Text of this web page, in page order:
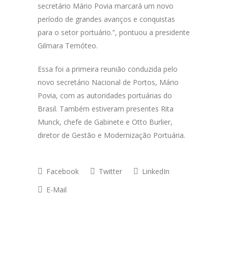
secretário Mário Povia marcará um novo
período de grandes avanços e conquistas
para o setor portuário.”, pontuou a presidente
Gilmara Temóteo.
Essa foi a primeira reunião conduzida pelo
novo secretário Nacional de Portos, Mário
Povia, com as autoridades portuárias do
Brasil. Também estiveram presentes Rita
Munck, chefe de Gabinete e Otto Burlier,
diretor de Gestão e Modernização Portuária.
Facebook Twitter
LinkedIn
E-Mail